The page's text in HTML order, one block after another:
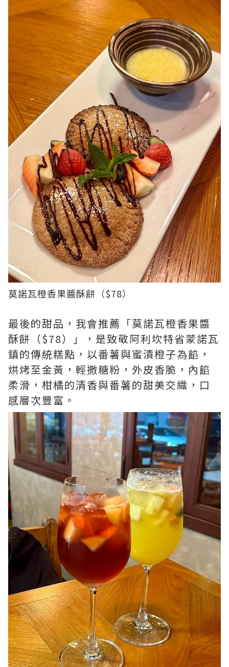
莫諾瓦橙香果醬酥餅（$78）
最後的甜品，我會推薦「莫諾瓦橙香果醬
酥餅（$78）」，是致敬阿利坎特省蒙諾瓦
鎮的傳統糕點，以番薯與蜜漬橙子為餡，
烘烤至金黃，輕撒糖粉，外皮香脆，內餡
柔滑，柑橘的清香與番薯的甜美交織，口
感層次豐富。